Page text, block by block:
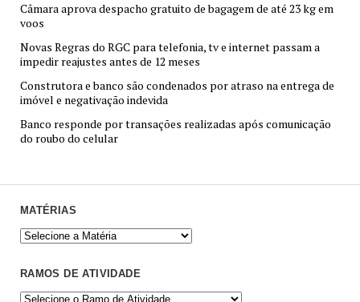
Câmara aprova despacho gratuito de bagagem de até 23 kg em
voos
Novas Regras do RGC para telefonia, tv e internet passam a
impedir reajustes antes de 12 meses
Construtora e banco são condenados por atraso na entrega de
imóvel e negativação indevida
Banco responde por transações realizadas após comunicação
do roubo do celular
MATÉRIAS
RAMOS DE ATIVIDADE